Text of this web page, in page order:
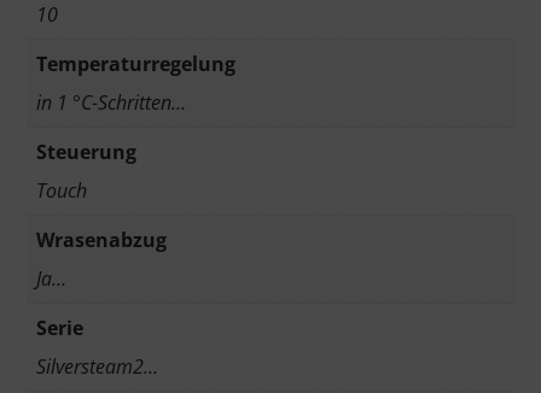
10
Temperaturregelung
in 1 °C-Schritten…
Steuerung
Touch
Wrasenabzug
Ja…
Serie
Silversteam2…